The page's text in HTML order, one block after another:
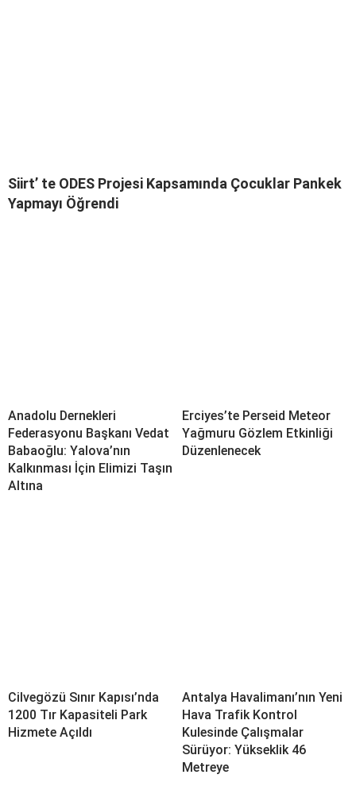
Siirt’ te ODES Projesi Kapsamında Çocuklar Pankek
Yapmayı Öğrendi
Anadolu Dernekleri
Federasyonu Başkanı Vedat
Babaoğlu: Yalova’nın
Kalkınması İçin Elimizi Taşın
Altına
Erciyes’te Perseid Meteor
Yağmuru Gözlem Etkinliği
Düzenlenecek
Cilvegözü Sınır Kapısı’nda
1200 Tır Kapasiteli Park
Hizmete Açıldı
Antalya Havalimanı’nın Yeni
Hava Trafik Kontrol
Kulesinde Çalışmalar
Sürüyor: Yükseklik 46
Metreye